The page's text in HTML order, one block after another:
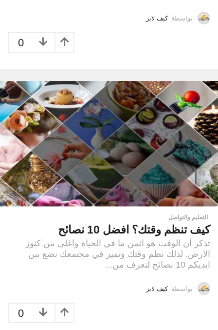
بواسطة كيف لابز
0
التعليم والتواصل
كيف تنظم وقتك؟ افضل 10 نصائح
تذكر أن الوقت هو اثمن ما في الحياة واغلى من كنوز
الارض. لذلك نظم وقتك وتميز في مجتمعك نضع بين
ايديكم 10 نصائح لتعرف من...
بواسطة كيف لابز
0